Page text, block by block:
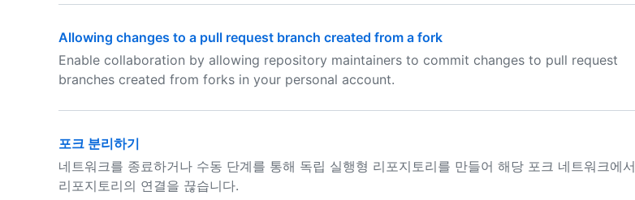
Allowing changes to a pull request branch created from a fork
Enable collaboration by allowing repository maintainers to commit changes to pull request
branches created from forks in your personal account.
포크 분리하기
네트워크를 종료하거나 수동 단계를 통해 독립 실행형 리포지토리를 만들어 해당 포크 네트워크에서
리포지토리의 연결을 끊습니다.